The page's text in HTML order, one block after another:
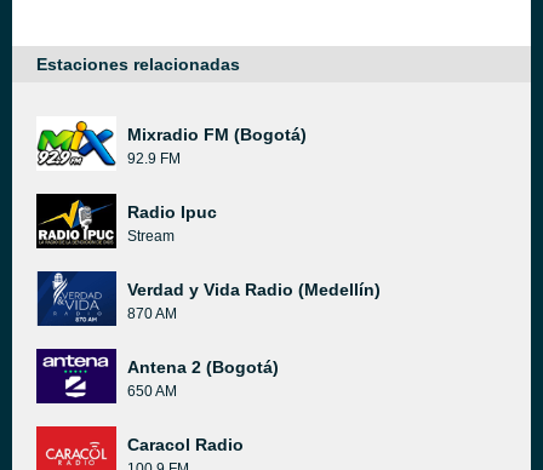
Estaciones relacionadas
Mixradio FM (Bogotá)
92.9 FM
Radio Ipuc
Stream
Verdad y Vida Radio (Medellín)
870 AM
Antena 2 (Bogotá)
650 AM
Caracol Radio